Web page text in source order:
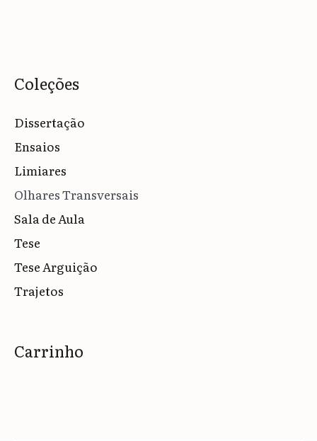
Coleções
Dissertação
Ensaios
Limiares
Olhares Transversais
Sala de Aula
Tese
Tese Arguição
Trajetos
Carrinho